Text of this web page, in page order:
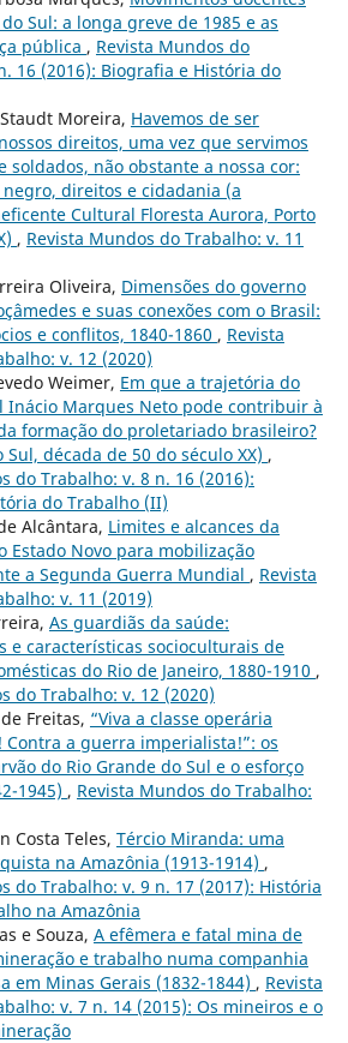
Sul: a longa greve de 1985 e as
pública , Revista Mundos do
16 (2016): Biografia e História do
Moreira, Havemos de ser
direitos, uma vez que servimos
soldados, não obstante a nossa cor:
direitos e cidadania (a
Cultural Floresta Aurora, Porto
, Revista Mundos do Trabalho: v. 11
Oliveira, Dimensões do governo
e suas conexões com o Brasil:
e conflitos, 1840-1860 , Revista
v. 12 (2020)
Weimer, Em que a trajetória do
Inácio Marques Neto pode contribuir à
formação do proletariado brasileiro?
Sul, década de 50 do século XX) ,
do Trabalho: v. 8 n. 16 (2016):
do Trabalho (II)
Alcântara, Limites e alcances da
Estado Novo para mobilização
a Segunda Guerra Mundial , Revista
v. 11 (2019)
As guardiãs da saúde:
e características socioculturais de
do Rio de Janeiro, 1880-1910 ,
do Trabalho: v. 12 (2020)
Freitas, “Viva a classe operária
a guerra imperialista!”: os
do Rio Grande do Sul e o esforço
1945) , Revista Mundos do Trabalho:
Costa Teles, Tércio Miranda: uma
na Amazônia (1913-1914) ,
do Trabalho: v. 9 n. 17 (2017): História
na Amazônia
e Souza, A efêmera e fatal mina de
e trabalho numa companhia
em Minas Gerais (1832-1844) , Revista
v. 7 n. 14 (2015): Os mineiros e o